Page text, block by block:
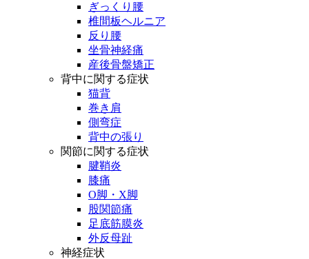
ぎっくり腰
椎間板ヘルニア
反り腰
坐骨神経痛
産後骨盤矯正
背中に関する症状
猫背
巻き肩
側弯症
背中の張り
関節に関する症状
腱鞘炎
膝痛
O脚・X脚
股関節痛
足底筋膜炎
外反母趾
神経症状